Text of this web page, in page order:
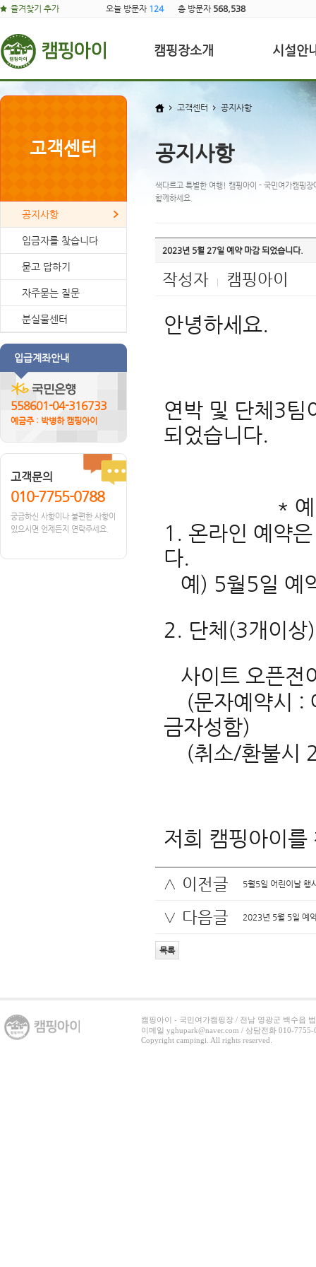
즐겨찾기 추가 오늘 방문자 124 총 방문자 568,538
캠핑장소개 시설안
고객센터
공지사항
입금자를 찾습니다
묻고 답하기
자주묻는 질문
분실물센터
입급계좌안내
558601-04-316733
예금주 : 박병하 캠핑아이
고객문의
010-7755-0788
궁금하신 사항이나 불편한 사항이
있으시면 언제든지 연락주세요.
고객센터 공지사항
공지사항
색다르고 특별한 여행! 캠핑아이 - 국민여가캠핑장
함께하세요.
2023년 5월 27일 예약 마감 되었습니다.
작성자 캠핑아이
안녕하세요.
연박 및 단체3팀
되었습니다.
* 예약
1. 온라인 예약
다.
예) 5월5일 예
2. 단체(3개이
사이트 오픈전
(문자예약시 :
금자성함)
(취소/환불시
저희 캠핑아이
∧ 이전글 5월5일 어린이날 행
∨ 다음글 2023년 5월 5일 예
목록
캠핑아이 - 국민여가캠핑장 / 전남 영광군 백수읍
이메일 yghupark@naver.com / 상담전화 010-
Copyright campingi. All rights reserved.